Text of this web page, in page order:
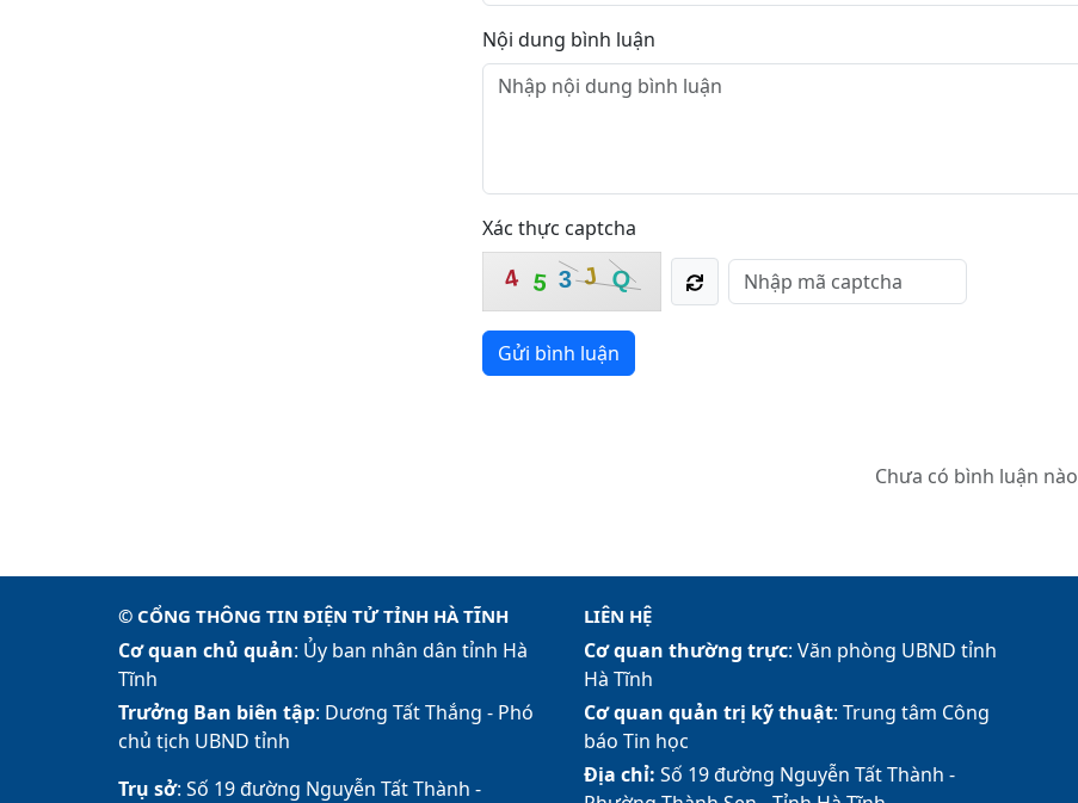
Nội dung bình luận
Xác thực captcha
4 5 3 J Q
Gửi bình luận
Chưa có bình luận nào
© CỔNG THÔNG TIN ĐIỆN TỬ TỈNH HÀ TĨNH
Cơ quan chủ quản: Ủy ban nhân dân tỉnh Hà
Tĩnh
Trưởng Ban biên tập: Dương Tất Thắng - Phó
chủ tịch UBND tỉnh
Trụ sở: Số 19 đường Nguyễn Tất Thành -
LIÊN HỆ
Cơ quan thường trực: Văn phòng UBND tỉnh
Hà Tĩnh
Cơ quan quản trị kỹ thuật: Trung tâm Công
báo Tin học
Địa chỉ: Số 19 đường Nguyễn Tất Thành -